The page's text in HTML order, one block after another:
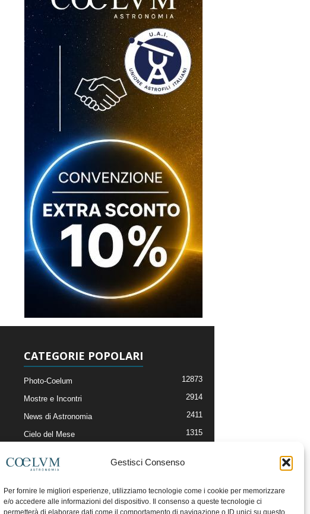
Gestisci Consenso
Per fornire le migliori esperienze, utilizziamo tecnologie come i cookie per memorizzare
e/o accedere alle informazioni del dispositivo. Il consenso a queste tecnologie ci
permetterà di elaborare dati come il comportamento di navigazione o ID unici su questo
CATEGORIE POPOLARI
Photo-Coelum 12873
Mostre e Incontri 2914
News di Astronomia 2411
Cielo del Mese 1315
Articoli e Risorse On-Line
Il Blog della Redazione